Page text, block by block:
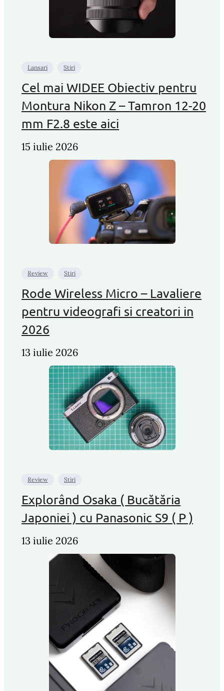
Lansari Stiri
Cel mai WIDEE Obiectiv pentru
Montura Nikon Z – Tamron 12-20
mm F2.8 este aici
15 iulie 2026
Review Stiri
Rode Wireless Micro – Lavaliere
pentru videografi si creatori in
2026
13 iulie 2026
Review Stiri
Explorând Osaka ( Bucătăria
Japoniei ) cu Panasonic S9 ( P )
13 iulie 2026